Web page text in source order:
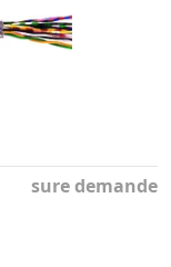
sure demande